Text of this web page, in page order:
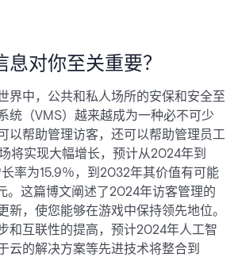
对你至关重要？
界中，公共和私人场所的安保和安全至
统（VMS）越来越成为一种必不可少
以帮助管理访客，还可以帮助管理员工
将实现大幅增长，预计从2024年到
率为15.9％，到2032年其价值有可能
。这篇博文阐述了2024年访客管理的
新，使您能够在游戏中保持领先地位。
和互联性的提高，预计2024年人工智
云的解决方案等先进技术将整合到